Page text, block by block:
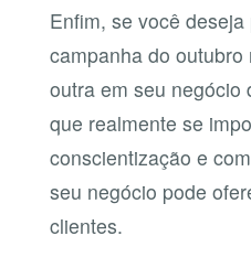
Enfim, se você
campanha do
outra em seu negócio
que realmente se
conscientização e
seu negócio pode
clientes.